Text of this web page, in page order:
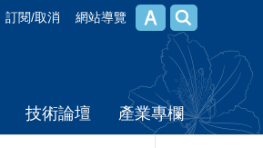
訂閱/取消 網站導覽
技術論壇 產業專欄